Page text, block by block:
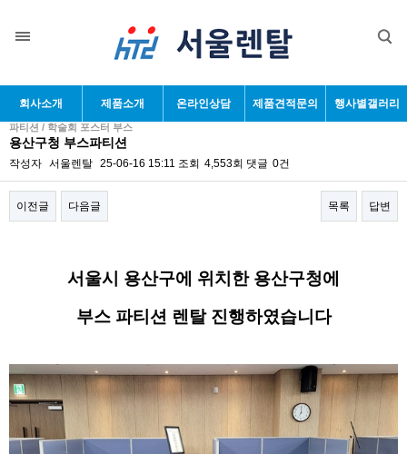
회사소개 제품소개 온라인상담 제품견적문의 행사별갤러리
파티션 / 학술회 포스터 부스
용산구청 부스파티션
작성자 서울렌탈 25-06-16 15:11 조회 4,553회 댓글 0건
이전글 다음글 목록 답변
서울시 용산구에 위치한 용산구청에
부스 파티션 렌탈 진행하였습니다